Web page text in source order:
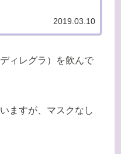
2019.03.10
ィレグラ）を飲んで
ますが、マスクなし